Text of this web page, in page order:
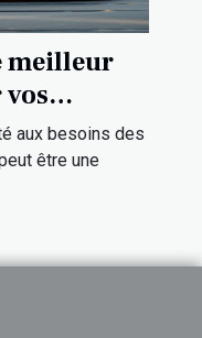
meilleur
aux besoins des
être une